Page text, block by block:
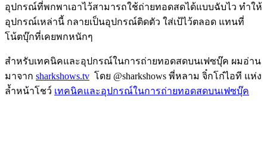
อุปกรณ์ที่พกพาเอาไว้สามารถใช้ถ่ายทอดสดได้แบบฉับไว ทำให้
อุปกรณ์เหล่านี้ กลายเป็นอุปกรณ์ติดตัว ใส่เป้ไว้ตลอด แทนที่
โน้ตบุ๊กที่เคยพกหนักๆ
สำหรับเทคนิคและอุปกรณ์ในการถ่ายทอดสดบนเฟซบุ๊ค ผมอ่าน
มาจาก sharkshows.tv โดย @sharkshows พี่หลาม จิ๋กโก๋ไอที แห่ง
ล้ำหน้าโชว์ เทคนิคและอุปกรณ์ในการถ่ายทอดสดบนเฟซบุ๊ค